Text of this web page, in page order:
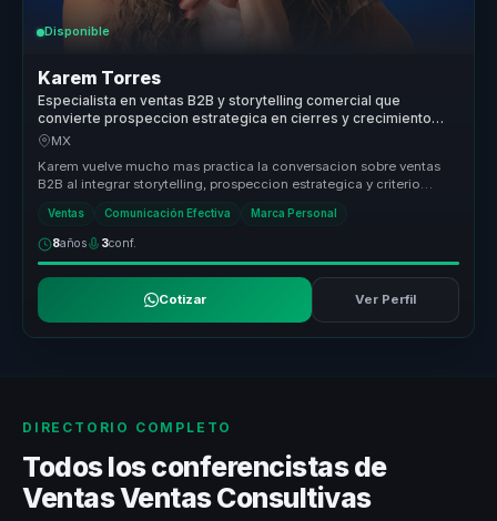
Disponible
Karem Torres
Especialista en ventas B2B y storytelling comercial que
convierte prospeccion estrategica en cierres y crecimiento
para equipos comerciales.
MX
Karem vuelve mucho mas practica la conversacion sobre ventas
B2B al integrar storytelling, prospeccion estrategica y criterio
Ventas Comunicación Efectiva Marca Personal
8años 3conf.
Cotizar Ver Perfil
DIRECTORIO COMPLETO
Todos los conferencistas de
Ventas Ventas Consultivas